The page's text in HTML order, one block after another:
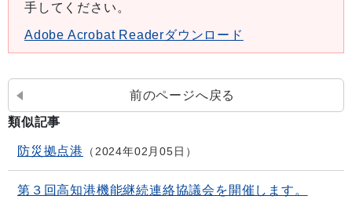
手してください。
Adobe Acrobat Readerダウンロード
前のページへ戻る
類似記事
防災拠点港 2024年02月05日
第３回高知港機能継続連絡協議会を開催します。